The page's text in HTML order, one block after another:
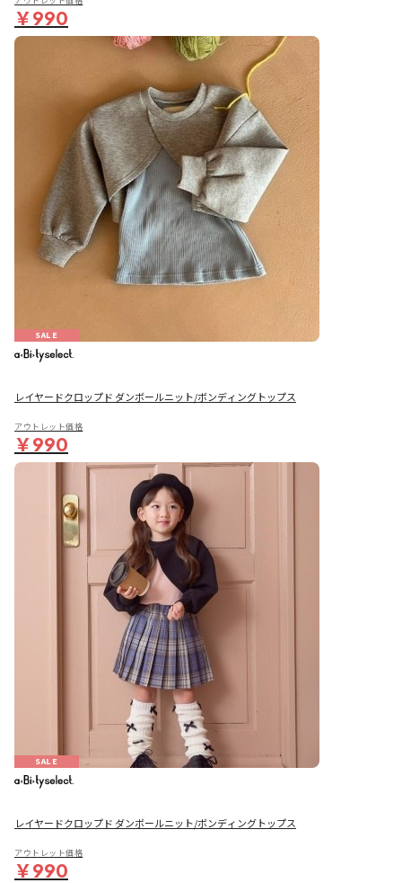
￥990
SALE
レイヤードクロップド ダンボールニット/ボンディングトップス
アウトレット価格
￥990
SALE
レイヤードクロップド ダンボールニット/ボンディングトップス
アウトレット価格
￥990